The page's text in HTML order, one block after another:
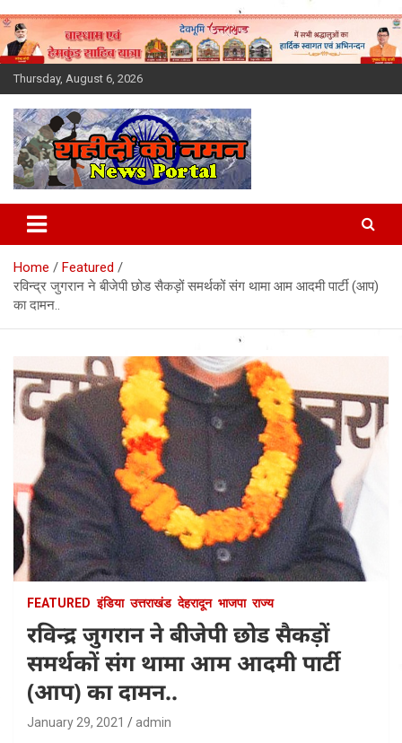
Skip
to
content
Thursday, August 6, 2026
Latest News Today, Breaking
News, Uttarakhand News in
Hindi
Home
Featured
रविन्द्र जुगरान ने बीजेपी छोड सैकड़ों समर्थकों संग थामा आम आदमी पार्टी (आप)
का दामन..
FEATURED इंडिया उत्तराखंड देहरादून भाजपा राज्य
रविन्द्र जुगरान ने बीजेपी छोड सैकड़ों
समर्थकों संग थामा आम आदमी पार्टी
(आप) का दामन..
January 29, 2021 admin